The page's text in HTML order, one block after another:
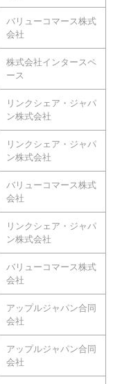
バリューコマース株式
会社
株式会社インタースペ
ース
リンクシェア・ジャパ
ン株式会社
リンクシェア・ジャパ
ン株式会社
バリューコマース株式
会社
リンクシェア・ジャパ
ン株式会社
バリューコマース株式
会社
アップルジャパン合同
会社
アップルジャパン合同
会社